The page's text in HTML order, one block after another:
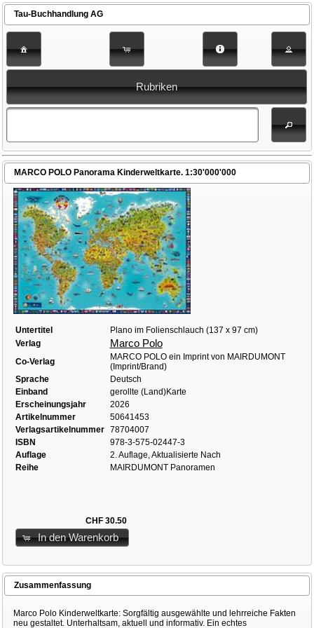
Tau-Buchhandlung AG
Rubriken
MARCO POLO Panorama Kinderweltkarte. 1:30'000'000
Untertitel
Plano im Folienschlauch (137 x 97 cm)
Verlag
Marco Polo
Co-Verlag
MARCO POLO ein Imprint von MAIRDUMONT
(Imprint/Brand)
Sprache
Deutsch
Einband
gerollte (Land)Karte
Erscheinungsjahr
2026
Artikelnummer
50641453
Verlagsartikelnummer
78704007
ISBN
978-3-575-02447-3
Auflage
2. Auflage, Aktualisierte Nach
Reihe
MAIRDUMONT Panoramen
CHF 30.50
In den Warenkorb
Zusammenfassung
Marco Polo Kinderweltkarte: Sorgfältig ausgewählte und lehrreiche Fakten
neu gestaltet. Unterhaltsam, aktuell und informativ. Ein echtes